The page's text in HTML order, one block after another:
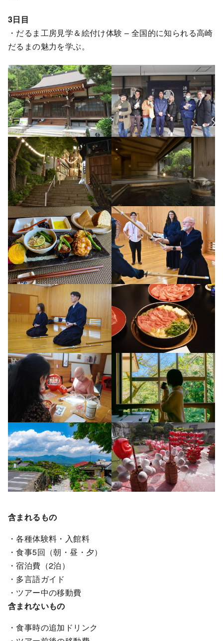
3日目
・だるま工房見学＆絵付け体験 – 全国的に知られる高崎
だるまの魅力を学ぶ。
含まれるもの
・各種体験料・入館料
・食事5回（朝・昼・夕）
・宿泊費（2泊）
・多言語ガイド
・ツアー中の移動費
含まれないもの
・食事時の追加ドリンク